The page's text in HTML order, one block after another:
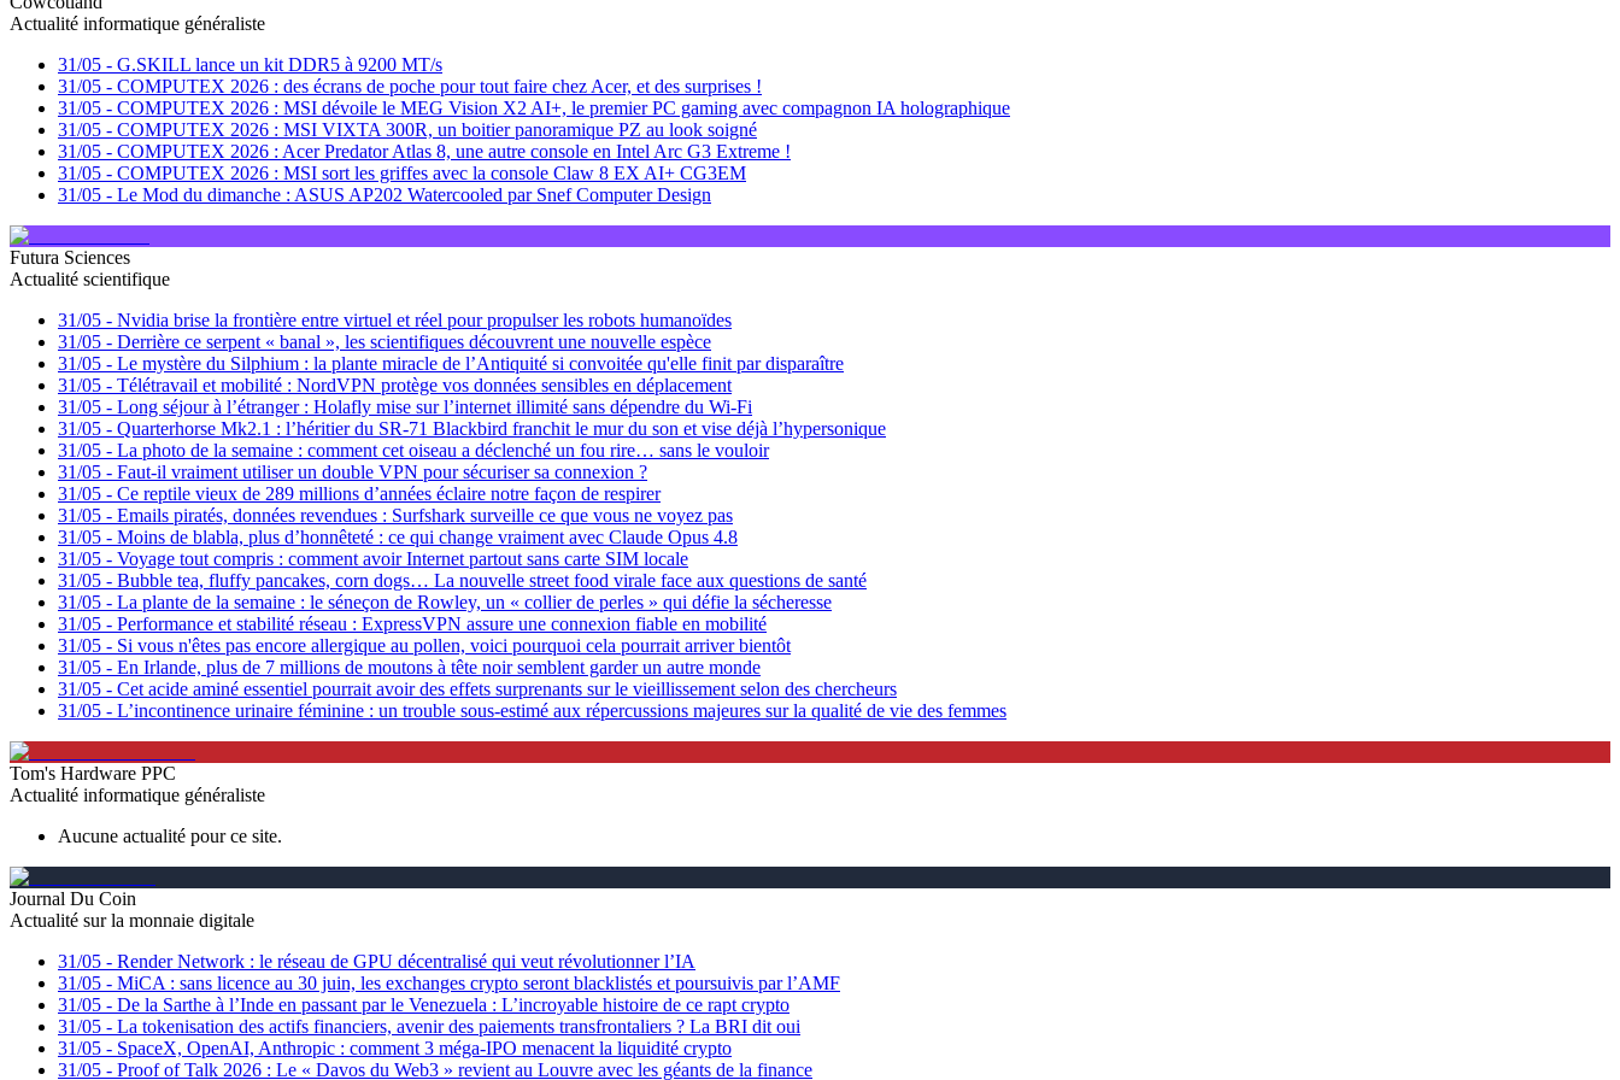
Actualité informatique généraliste
31/05 - G.SKILL lance un kit DDR5 à 9200 MT/s
31/05 - COMPUTEX 2026 : des écrans de poche pour tout faire chez Acer, et des surprises !
31/05 - COMPUTEX 2026 : MSI dévoile le MEG Vision X2 AI+, le premier PC gaming avec compagnon IA holographique
31/05 - COMPUTEX 2026 : MSI VIXTA 300R, un boitier panoramique PZ au look soigné
31/05 - COMPUTEX 2026 : Acer Predator Atlas 8, une autre console en Intel Arc G3 Extreme !
31/05 - COMPUTEX 2026 : MSI sort les griffes avec la console Claw 8 EX AI+ CG3EM
31/05 - Le Mod du dimanche : ASUS AP202 Watercooled par Snef Computer Design
Futura Sciences
Actualité scientifique
31/05 - Nvidia brise la frontière entre virtuel et réel pour propulser les robots humanoïdes
31/05 - Derrière ce serpent « banal », les scientifiques découvrent une nouvelle espèce
31/05 - Le mystère du Silphium : la plante miracle de l’Antiquité si convoitée qu'elle finit par disparaître
31/05 - Télétravail et mobilité : NordVPN protège vos données sensibles en déplacement
31/05 - Long séjour à l’étranger : Holafly mise sur l’internet illimité sans dépendre du Wi-Fi
31/05 - Quarterhorse Mk2.1 : l’héritier du SR-71 Blackbird franchit le mur du son et vise déjà l’hypersonique
31/05 - La photo de la semaine : comment cet oiseau a déclenché un fou rire… sans le vouloir
31/05 - Faut-il vraiment utiliser un double VPN pour sécuriser sa connexion ?
31/05 - Ce reptile vieux de 289 millions d’années éclaire notre façon de respirer
31/05 - Emails piratés, données revendues : Surfshark surveille ce que vous ne voyez pas
31/05 - Moins de blabla, plus d’honnêteté : ce qui change vraiment avec Claude Opus 4.8
31/05 - Voyage tout compris : comment avoir Internet partout sans carte SIM locale
31/05 - Bubble tea, fluffy pancakes, corn dogs… La nouvelle street food virale face aux questions de santé
31/05 - La plante de la semaine : le séneçon de Rowley, un « collier de perles » qui défie la sécheresse
31/05 - Performance et stabilité réseau : ExpressVPN assure une connexion fiable en mobilité
31/05 - Si vous n'êtes pas encore allergique au pollen, voici pourquoi cela pourrait arriver bientôt
31/05 - En Irlande, plus de 7 millions de moutons à tête noir semblent garder un autre monde
31/05 - Cet acide aminé essentiel pourrait avoir des effets surprenants sur le vieillissement selon des chercheurs
31/05 - L’incontinence urinaire féminine : un trouble sous-estimé aux répercussions majeures sur la qualité de vie des femmes
Tom's Hardware PPC
Actualité informatique généraliste
Aucune actualité pour ce site.
Journal Du Coin
Actualité sur la monnaie digitale
31/05 - Render Network : le réseau de GPU décentralisé qui veut révolutionner l’IA
31/05 - MiCA : sans licence au 30 juin, les exchanges crypto seront blacklistés et poursuivis par l’AMF
31/05 - De la Sarthe à l’Inde en passant par le Venezuela : L’incroyable histoire de ce rapt crypto
31/05 - La tokenisation des actifs financiers, avenir des paiements transfrontaliers ? La BRI dit oui
31/05 - SpaceX, OpenAI, Anthropic : comment 3 méga-IPO menacent la liquidité crypto
31/05 - Proof of Talk 2026 : Le « Davos du Web3 » revient au Louvre avec les géants de la finance